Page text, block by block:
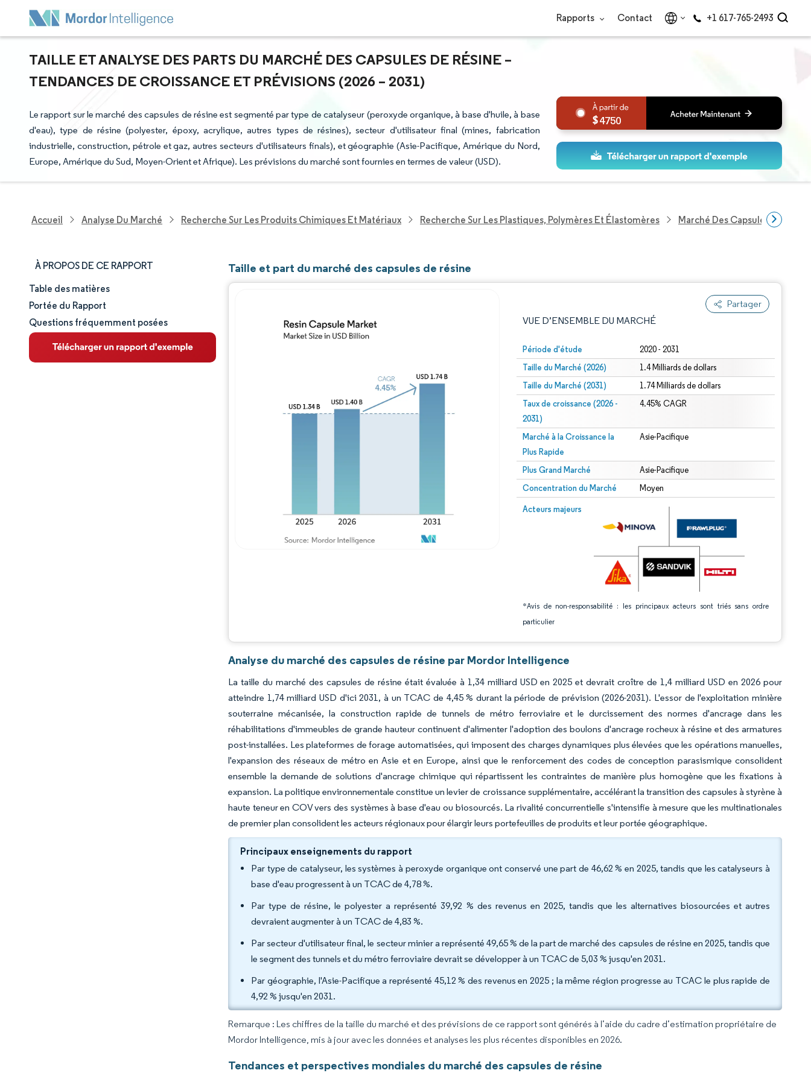
Rapports Contact +1 617-765-2493
TAILLE ET ANALYSE DES PARTS DU MARCHÉ DES CAPSULES DE RÉSINE –
TENDANCES DE CROISSANCE ET PRÉVISIONS (2026 – 2031)
Le rapport sur le marché des capsules de résine est segmenté par type de catalyseur (peroxyde organique, à base d'huile, à base
d'eau), type de résine (polyester, époxy, acrylique, autres types de résines), secteur d'utilisateur final (mines, fabrication
industrielle, construction, pétrole et gaz, autres secteurs d'utilisateurs finals), et géographie (Asie-Pacifique, Amérique du Nord,
Europe, Amérique du Sud, Moyen-Orient et Afrique). Les prévisions du marché sont fournies en termes de valeur (USD).
4750
Accueil Analyse Du Marché Recherche Sur Les Produits Chimiques Et Matériaux Recherche Sur Les Plastiques, Polymères Et Élastomères Marché Des Capsules De
À PROPOS DE CE RAPPORT
Taille et part de marché
Analyse du marché
Tendances et perspectives
Table des matières
Portée du Rapport
Questions fréquemment posées
Taille et part du marché des capsules de résine
Partager
VUE D’ENSEMBLE DU MARCHÉ
Période d'étude 2020 - 2031
Taille du Marché (2026) 1.4 Milliards de dollars
Taille du Marché (2031) 1.74 Milliards de dollars
Taux de croissance (2026 -
2031)
4.45% CAGR
Marché à la Croissance la
Plus Rapide
Asie-Pacifique
Plus Grand Marché Asie-Pacifique
Concentration du Marché Moyen
Acteurs majeurs
*Avis de non-responsabilité : les principaux acteurs sont triés sans ordre
particulier
Image © Mordor Intelligence. La réutilisation nécessite une attribution sous CC BY 4.0.
Image © Mordor Intelligence. La réutilisation nécessite une attribution sous CC BY 4.0.
Analyse du marché des capsules de résine par Mordor Intelligence
La taille du marché des capsules de résine était évaluée à 1,34 milliard USD en 2025 et devrait croître de 1,4 milliard USD en 2026 pour
atteindre 1,74 milliard USD d'ici 2031, à un TCAC de 4,45 % durant la période de prévision (2026-2031). L'essor de l'exploitation minière
souterraine mécanisée, la construction rapide de tunnels de métro ferroviaire et le durcissement des normes d'ancrage dans les
réhabilitations d'immeubles de grande hauteur continuent d'alimenter l'adoption des boulons d'ancrage rocheux à résine et des armatures
post-installées. Les plateformes de forage automatisées, qui imposent des charges dynamiques plus élevées que les opérations manuelles,
l'expansion des réseaux de métro en Asie et en Europe, ainsi que le renforcement des codes de conception parasismique consolident
ensemble la demande de solutions d'ancrage chimique qui répartissent les contraintes de manière plus homogène que les fixations à
expansion. La politique environnementale constitue un levier de croissance supplémentaire, accélérant la transition des capsules à styrène à
haute teneur en COV vers des systèmes à base d'eau ou biosourcés. La rivalité concurrentielle s'intensifie à mesure que les multinationales
de premier plan consolident les acteurs régionaux pour élargir leurs portefeuilles de produits et leur portée géographique.
Principaux enseignements du rapport
Par type de catalyseur, les systèmes à peroxyde organique ont conservé une part de 46,62 % en 2025, tandis que les catalyseurs à
base d'eau progressent à un TCAC de 4,78 %.
Par type de résine, le polyester a représenté 39,92 % des revenus en 2025, tandis que les alternatives biosourcées et autres
devraient augmenter à un TCAC de 4,83 %.
Par secteur d'utilisateur final, le secteur minier a représenté 49,65 % de la part de marché des capsules de résine en 2025, tandis que
le segment des tunnels et du métro ferroviaire devrait se développer à un TCAC de 5,03 % jusqu'en 2031.
Par géographie, l'Asie-Pacifique a représenté 45,12 % des revenus en 2025 ; la même région progresse au TCAC le plus rapide de
4,92 % jusqu'en 2031.
Remarque : Les chiffres de la taille du marché et des prévisions de ce rapport sont générés à l’aide du cadre d’estimation propriétaire de
Mordor Intelligence, mis à jour avec les données et analyses les plus récentes disponibles en 2026.
Tendances et perspectives mondiales du marché des capsules de résine